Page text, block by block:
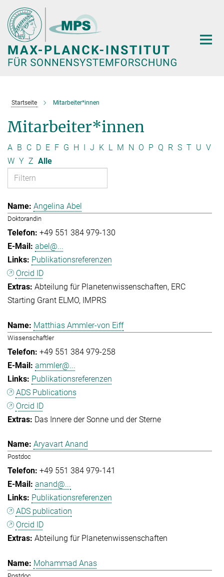
Hauptinhalt
Startseite Mitarbeiter*innen
Mitarbeiter*innen
A B C D E F G H I J K L M N O P Q R S T U V
W Y Z Alle
Angelina Abel
Doktorandin
+49 551 384 979-130
abel@...
Publikationsreferenzen
Orcid ID
Abteilung für Planetenwissenschaften ERC
Starting Grant ELMO
IMPRS
Matthias Ammler-von Eiff
Wissenschaftler
+49 551 384 979-258
ammler@...
Publikationsreferenzen
ADS Publications
Orcid ID
Das Innere der Sonne und der Sterne
Aryavart Anand
Postdoc
+49 551 384 979-141
anand@...
Publikationsreferenzen
ADS publication
Orcid ID
Abteilung für Planetenwissenschaften
Mohammad Anas